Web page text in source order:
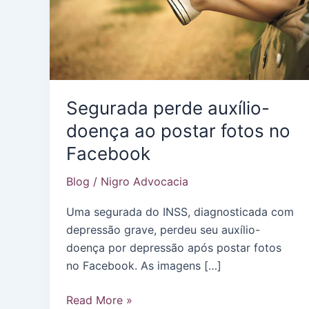
Segurada perde auxílio-
doença ao postar fotos no
Facebook
Blog / Nigro Advocacia
Uma segurada do INSS, diagnosticada com
depressão grave, perdeu seu auxílio-
doença por depressão após postar fotos
no Facebook. As imagens […]
Segurada
Read More »